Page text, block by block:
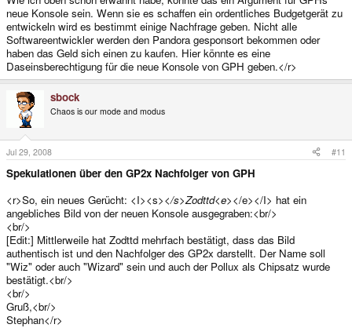
neue Konsole sein. Wenn sie es schaffen ein ordentliches Budgetgerät zu
entwickeln wird es bestimmt einige Nachfrage geben. Nicht alle
Softwareentwickler werden den Pandora gesponsort bekommen oder
haben das Geld sich einen zu kaufen. Hier könnte es eine
Daseinsberechtigung für die neue Konsole von GPH geben.</r>
sbock
Chaos is our mode and modus
Jul 29, 2008 #11
Spekulationen über den GP2x Nachfolger von GPH
<r>So, ein neues Gerücht: <I><s></s>Zodttd<e></e></I> hat ein
angebliches Bild von der neuen Konsole ausgegraben:<br/>
<br/>
[Edit:] Mittlerweile hat Zodttd mehrfach bestätigt, dass das Bild
authentisch ist und den Nachfolger des GP2x darstellt. Der Name soll
"Wiz" oder auch "Wizard" sein und auch der Pollux als Chipsatz wurde
bestätigt.<br/>
<br/>
Gruß,<br/>
Stephan</r>